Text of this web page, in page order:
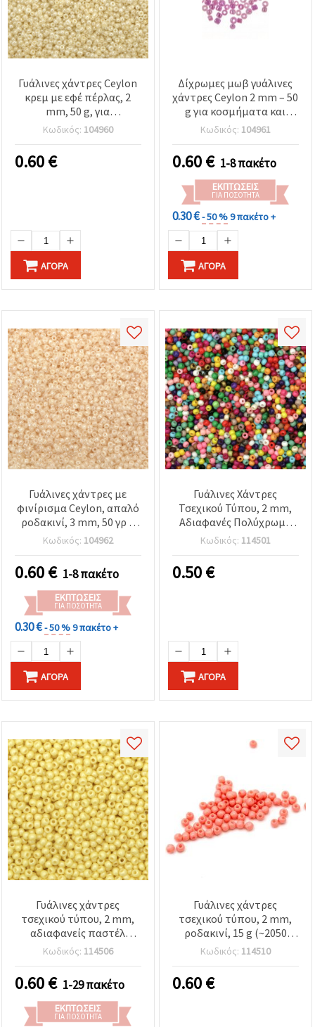
Γυάλινες χάντρες Ceylon
κρεμ με εφέ πέρλας, 2
mm, 50 g, για
χειροποίητες κατασκευές
Κωδικός: 104960
0.60€
ΑΓΟΡΆ
Δίχρωμες μωβ γυάλινες
χάντρες Ceylon 2 mm – 50
g για κοσμήματα και
διακοσμητικές
κατασκευές
Κωδικός: 104961
0.60€ 1-8 πακέτο
ΕΚΠΤΏΣΕΙΣ
ΓΙΑ ΠΟΣΌΤΗΤΑ
0.30 €- 50 %9 πακέτο +
ΑΓΟΡΆ
Γυάλινες χάντρες με
φινίρισμα Ceylon, απαλό
ροδακινί, 3 mm, 50 γρ –
Ιδανικές για κοσμήματα
και διακόσμηση
Κωδικός: 104962
0.60€ 1-8 πακέτο
ΕΚΠΤΏΣΕΙΣ
ΓΙΑ ΠΟΣΌΤΗΤΑ
0.30 €- 50 %9 πακέτο +
ΑΓΟΡΆ
Γυάλινες Χάντρες
Τσεχικού Τύπου, 2 mm,
Αδιαφανές Πολύχρωμο
Μείγμα, 15 γρ. (~2050
τεμ.)
Κωδικός: 114501
0.50€
ΑΓΟΡΆ
Γυάλινες χάντρες
τσεχικού τύπου, 2 mm,
αδιαφανείς παστέλ
κίτρινες, 15 g (~2050 τμχ)
Κωδικός: 114506
0.60€ 1-29 πακέτο
ΕΚΠΤΏΣΕΙΣ
ΓΙΑ ΠΟΣΌΤΗΤΑ
Γυάλινες χάντρες
τσεχικού τύπου, 2 mm,
ροδακινί, 15 g (~2050
τεμ.) – Ιδανικές για
κατασκευή κοσμημάτων
και διακόσμηση
Κωδικός: 114510
0.60€